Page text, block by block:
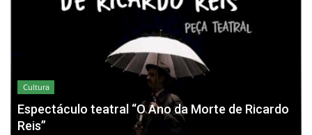
Cultura
Espectáculo teatral “O Ano da Morte de Ricardo
Reis”